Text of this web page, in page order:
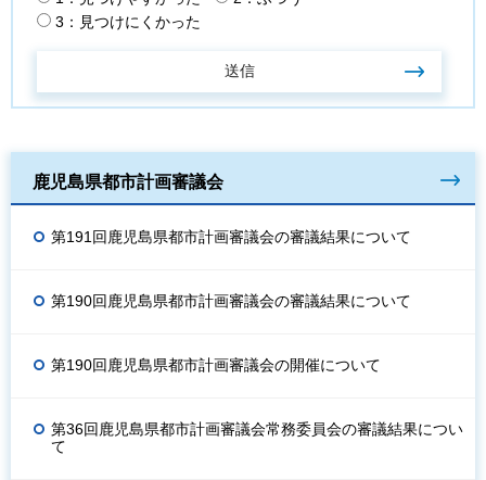
3：見つけにくかった
鹿児島県都市計画審議会
第191回鹿児島県都市計画審議会の審議結果について
第190回鹿児島県都市計画審議会の審議結果について
第190回鹿児島県都市計画審議会の開催について
第36回鹿児島県都市計画審議会常務委員会の審議結果につい
て